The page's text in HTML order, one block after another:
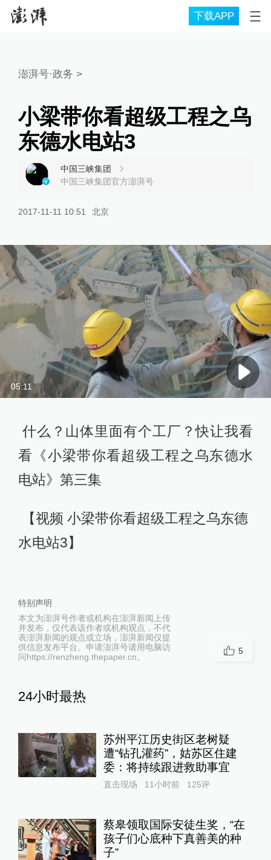
下载APP
澎湃号·政务 >
小梁带你看超级工程之乌
东德水电站3
中国三峡集团
中国三峡集团官方澎湃号
2017-11-11 10:51 北京
05:11
什么？山体里面有个工厂？快让我看
看《小梁带你看超级工程之乌东德水
电站》第三集
【视频 小梁带你看超级工程之乌东德
水电站3】
特别声明
本文为澎湃号作者或机构在澎湃新闻上传
并发布，仅代表该作者或机构观点，不代
表澎湃新闻的观点或立场，澎湃新闻仅提
供信息发布平台。申请澎湃号请用电脑访
问https://renzheng.thepaper.cn。
5
24小时最热
苏州平江历史街区老树疑
遭“钻孔灌药”，姑苏区住建
委：将持续跟进救助事宜
直击现场 11小时前 125评
蔡皋领取国际安徒生奖，“在
孩子们心底种下真善美的种
子”